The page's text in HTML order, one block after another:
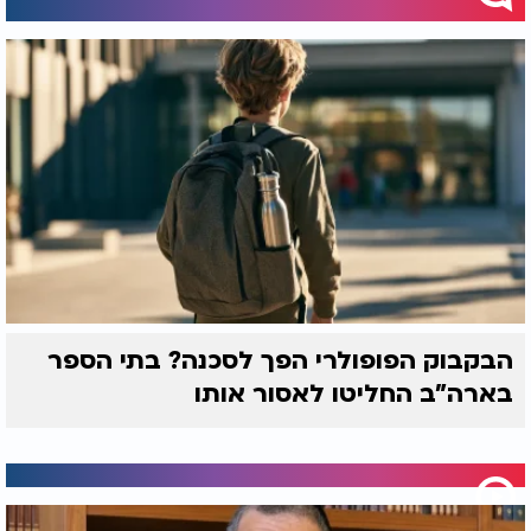
הבקבוק הפופולרי הפך לסכנה? בתי הספר
בארה"ב החליטו לאסור אותו